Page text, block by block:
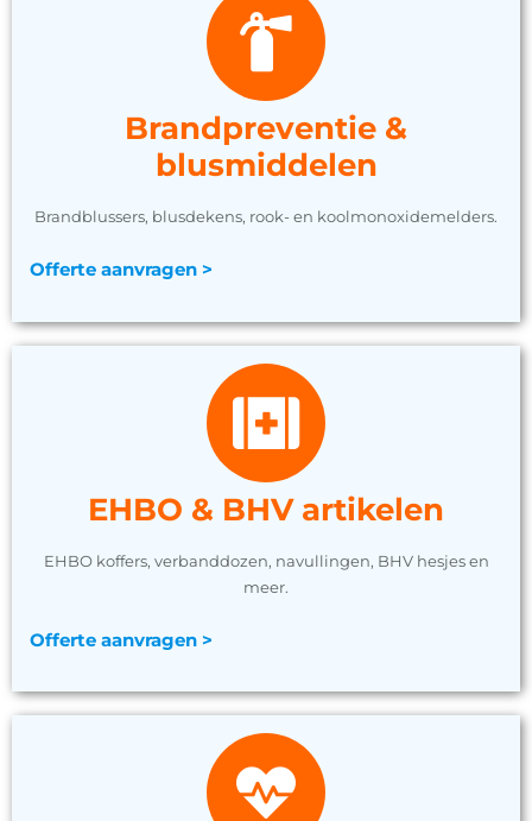
Brandpreventie &
blusmiddelen
Brandblussers, blusdekens, rook- en koolmonoxidemelders.
Offerte aanvragen >
EHBO & BHV artikelen
EHBO koffers, verbanddozen, navullingen, BHV hesjes en
meer.
Offerte aanvragen >